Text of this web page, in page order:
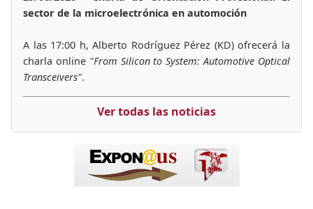
sector de la microelectrónica en automoción
A las 17:00 h, Alberto Rodríguez Pérez (KD) ofrecerá la
charla online "From Silicon to System: Automotive Optical
Transceivers".
Ver todas las noticias